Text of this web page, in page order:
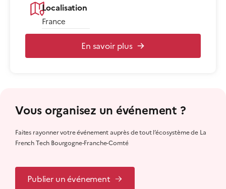
Localisation
France
En savoir plus
Vous organisez un événement ?
Faites rayonner votre événement auprès de tout l’écosystème de La
French Tech Bourgogne-Franche-Comté
Publier un événement